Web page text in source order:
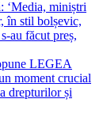
‘Media, miniștri
în stil bolșevic,
au făcut preș,
LEGEA
moment crucial
drepturilor și